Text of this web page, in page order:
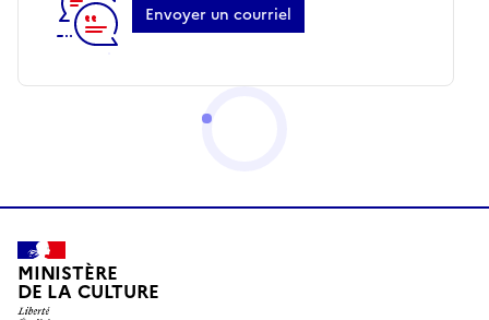
Envoyer un courriel
MINISTÈRE
DE LA CULTURE